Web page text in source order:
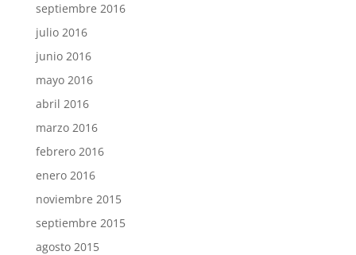
septiembre 2016
julio 2016
junio 2016
mayo 2016
abril 2016
marzo 2016
febrero 2016
enero 2016
noviembre 2015
septiembre 2015
agosto 2015